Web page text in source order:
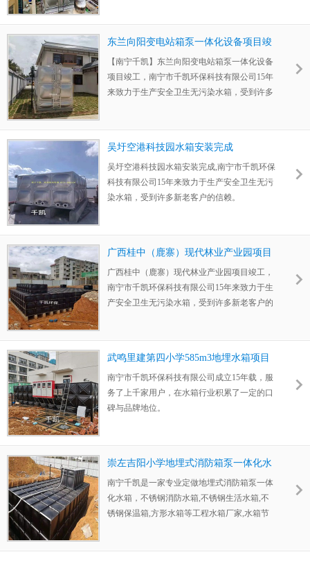
东兰向阳变电站箱泵一体化设备项目竣
工
【南宁千凯】东兰向阳变电站箱泵一体化设备
项目竣工，南宁市千凯环保科技有限公司15年
来致力于生产安全卫生无污染水箱，受到许多
吴圩空港科技园水箱安装完成
吴圩空港科技园水箱安装完成,南宁市千凯环保
科技有限公司15年来致力于生产安全卫生无污
染水箱，受到许多新老客户的信赖。
广西桂中（鹿寨）现代林业产业园项目
竣工
广西桂中（鹿寨）现代林业产业园项目竣工，
南宁市千凯环保科技有限公司15年来致力于生
产安全卫生无污染水箱，受到许多新老客户的
武鸣里建第四小学585m3地埋水箱项目
竣工
南宁市千凯环保科技有限公司成立15年载，服
务了上千家用户，在水箱行业积累了一定的口
碑与品牌地位。
崇左吉阳小学地埋式消防箱泵一体化水
箱安装完成
南宁千凯是一家专业定做地埋式消防箱泵一体
化水箱，不锈钢消防水箱,不锈钢生活水箱,不
锈钢保温箱,方形水箱等工程水箱厂家,水箱节